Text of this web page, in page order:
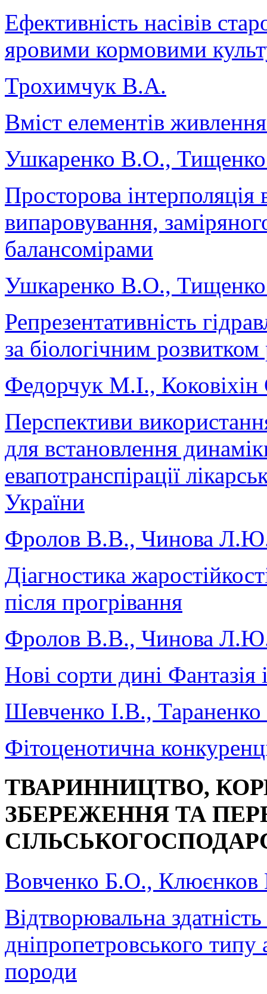
Ефективність насівів
яровими кормовими
Трохимчук В.А.
Вміст елементів
Ушкаренко В.О.,
Просторова
випаровування,
балансомірами
Ушкаренко В.О.,
Репрезентативність
за біологічним
Федорчук М.І.,
Перспективи
для встановлення
евапотранспірації
України
Фролов В.В., Чинова
Діагностика
після прогрівання
Фролов В.В., Чинова
Нові сорти дині
Шевченко І.В.,
Фітоценотична
ТВАРИННИЦТВО,
ЗБЕРЕЖЕННЯ ТА
Вовченко Б.О.,
Відтворювальна
дніпропетровського типу
породи